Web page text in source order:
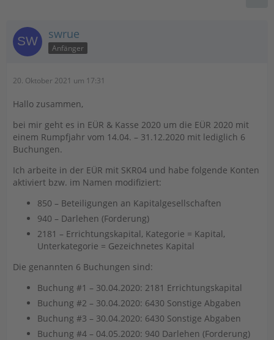
swrue
Anfänger
20. Oktober 2021 um 17:31
Hallo zusammen,
bei mir geht es in EÜR & Kasse 2020 um die EÜR 2020 mit
einem Rumpfjahr vom 14.04. – 31.12.2020 mit lediglich 6
Buchungen.
Ich arbeite in der EÜR mit SKR04 und habe folgende Konten
aktiviert bzw. im Namen modifiziert:
850 – Beteiligungen an Kapitalgesellschaften
940 – Darlehen (Forderung)
2181 – Errichtungskapital, Kategorie = Kapital,
Unterkategorie = Gezeichnetes Kapital
Die genannten 6 Buchungen sind:
Buchung #1 – 30.04.2020: 2181 Errichtungskapital
Buchung #2 – 30.04.2020: 6430 Sonstige Abgaben
Buchung #3 – 30.04.2020: 6430 Sonstige Abgaben
Buchung #4 – 04.05.2020: 940 Darlehen (Forderung)